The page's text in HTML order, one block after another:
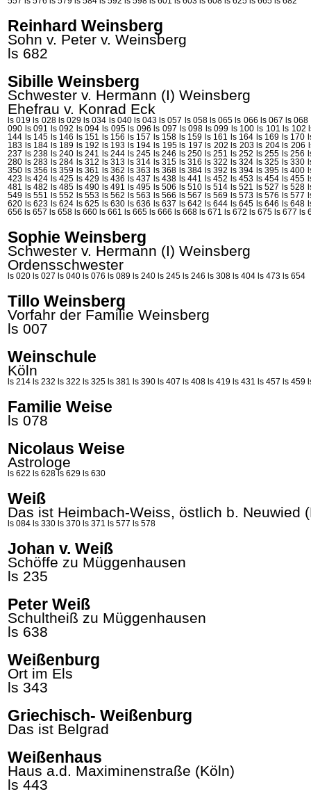
Reinhard Weinsberg
Sohn v. Peter v. Weinsberg
ls 682
Sibille Weinsberg
Schwester v. Hermann (I) Weinsberg
Ehefrau v. Konrad Eck
ls 019 ls 028 ls 029 ls 034 ls 040 ls 043 ls 057 ls 058 ls 065 ls 066 ls 067 ls 068
090 ls 091 ls 092 ls 094 ls 095 ls 096 ls 097 ls 098 ls 099 ls 100 ls 101 ls 102
144 ls 145 ls 146 ls 151 ls 156 ls 157 ls 158 ls 159 ls 161 ls 164 ls 169 ls 170
183 ls 184 ls 189 ls 192 ls 193 ls 194 ls 195 ls 197 ls 202 ls 203 ls 204 ls 206
237 ls 238 ls 240 ls 241 ls 244 ls 245 ls 246 ls 250 ls 251 ls 252 ls 255 ls 256
280 ls 283 ls 284 ls 312 ls 313 ls 314 ls 315 ls 316 ls 322 ls 324 ls 325 ls 330
350 ls 356 ls 359 ls 361 ls 362 ls 363 ls 368 ls 384 ls 392 ls 394 ls 395 ls 400
423 ls 424 ls 425 ls 429 ls 436 ls 437 ls 438 ls 441 ls 452 ls 453 ls 454 ls 455
481 ls 482 ls 485 ls 490 ls 491 ls 495 ls 506 ls 510 ls 514 ls 521 ls 527 ls 528
549 ls 551 ls 552 ls 553 ls 562 ls 563 ls 566 ls 567 ls 569 ls 573 ls 576 ls 577
620 ls 623 ls 624 ls 625 ls 630 ls 636 ls 637 ls 642 ls 644 ls 645 ls 646 ls 648
656 ls 657 ls 658 ls 660 ls 661 ls 665 ls 666 ls 668 ls 671 ls 672 ls 675 ls 677 ls
Sophie Weinsberg
Schwester v. Hermann (I) Weinsberg
Ordensschwester
ls 020 ls 027 ls 040 ls 076 ls 089 ls 240 ls 245 ls 246 ls 308 ls 404 ls 473 ls 654
Tillo Weinsberg
Vorfahr der Familie Weinsberg
ls 007
Weinschule
Köln
ls 214 ls 232 ls 322 ls 325 ls 381 ls 390 ls 407 ls 408 ls 419 ls 431 ls 457 ls 459
Familie Weise
ls 078
Nicolaus Weise
Astrologe
ls 622 ls 628 ls 629 ls 630
Weiß
Das ist Heimbach-Weiss, östlich b. Neuwied
ls 084 ls 330 ls 370 ls 371 ls 577 ls 578
Johan v. Weiß
Schöffe zu Müggenhausen
ls 235
Peter Weiß
Schultheiß zu Müggenhausen
ls 638
Weißenburg
Ort im Els
ls 343
Griechisch- Weißenburg
Das ist Belgrad
Weißenhaus
Haus a.d. Maximinenstraße (Köln)
ls 443